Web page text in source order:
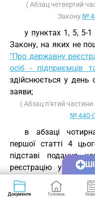
( Абзац четвертий
Закону №
у пунктах 1, 5, 5-1
Закону, на яких не
"Про державну
осіб - підприємців
здійснюється у день
заяви;
( Абзац п'ятий частини
№ 440-
в абзаці
першої статті 4
підставі подання
реєстрацію угоди
отримання від них
( Частину першу
Документи Головна